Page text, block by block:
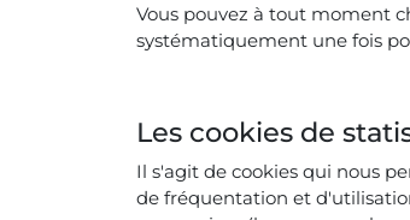
Vous pouvez à tout moment
systématiquement une fois
Les cookies de
Il s'agit de cookies qui nous
de fréquentation et